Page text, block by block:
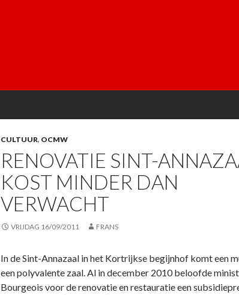
CULTUUR, OCMW
RENOVATIE SINT-
KOST MINDER DAN
VERWACHT
VRIJDAG 16/09/2011 FRANS
In de Sint-Annazaal in het Kortrijkse begijnhof komt een
een polyvalente zaal. Al in december 2010 beloofde
Bourgeois voor de renovatie en restauratie een